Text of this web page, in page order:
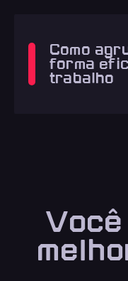
Como
forma
trabalho